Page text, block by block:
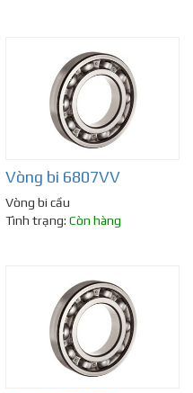
Vòng bi 6807VV
Vòng bi cầu
Tình trạng: Còn hàng